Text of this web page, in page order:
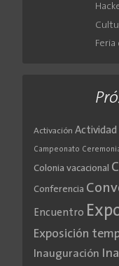
Feria
Activación
Campeonato
Colonia vacacional
Conferencia
Encuentro
Exposición
Inauguración